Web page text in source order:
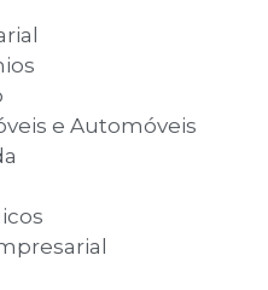
e Automóveis